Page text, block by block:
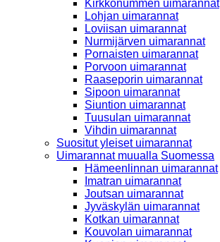
Kirkkonummen uimarannat
Lohjan uimarannat
Loviisan uimarannat
Nurmijärven uimarannat
Pornaisten uimarannat
Porvoon uimarannat
Raaseporin uimarannat
Sipoon uimarannat
Siuntion uimarannat
Tuusulan uimarannat
Vihdin uimarannat
Suositut yleiset uimarannat
Uimarannat muualla Suomessa
Hämeenlinnan uimarannat
Imatran uimarannat
Joutsan uimarannat
Jyväskylän uimarannat
Kotkan uimarannat
Kouvolan uimarannat